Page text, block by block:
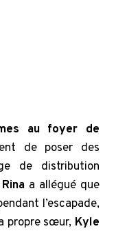
au foyer de
de poser des
de distribution
a allégué que
l’escapade,
propre sœur, Kyle